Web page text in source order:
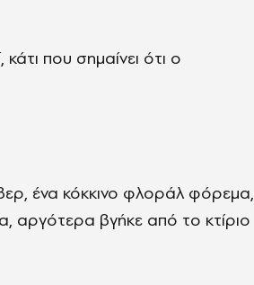
που σημαίνει ότι ο
ένα κόκκινο φλοράλ φόρεμα,
αργότερα βγήκε από το κτίριο